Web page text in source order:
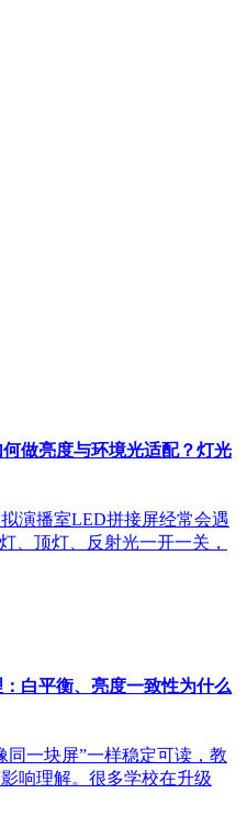
做亮度与环境光适配？灯光
演播室LED拼接屏经常会遇
、顶灯、反射光一开一关，
白平衡、亮度一致性为什么
同一块屏”一样稳定可读，教
响理解。很多学校在升级